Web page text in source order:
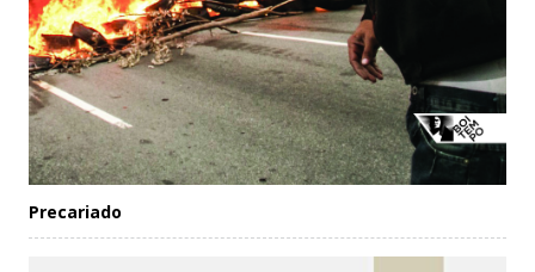
Precariado